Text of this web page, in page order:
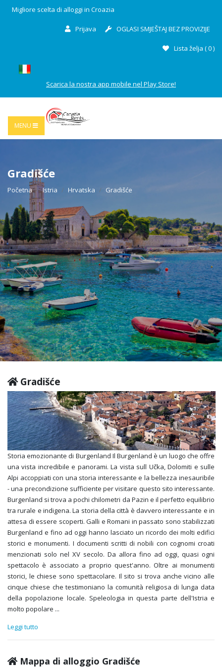
Migliore scelta di alloggi in Croazia
Prijava OGLASI SMJEŠTAJ BEZ PROVIZIJE
Lista želja (0)
Scarica la nostra app mobile nel Play Store!
MENU
Gradišće
Početna Istria Hrvatska Gradišće
Gradišće
Storia emozionante di Burgenland Il Burgenland è un luogo che offre
una vista incredibile e panorami. La vista sull Učka, Dolomiti e sulle
Alpi accoppiati con una storia interessante e la bellezza inesauribile
- una precondizione sufficiente per visitare questo sito interessante.
Burgenland si trova a pochi chilometri da Pazin e il perfetto equilibrio
tra rurale e indigena. La storia della città è davvero interessante e in
attesa di essere scoperti. Galli e Romani in passato sono stabilizzati
Burgenland e fino ad oggi hanno lasciato un ricordo dei molti edifici
storici e monumenti. I documenti scritti di nobili con cognomi croati
menzionati solo nel XV secolo. Da allora fino ad oggi, quasi ogni
spettacolo è associato a proprio quest'anno. Oltre ai monumenti
storici, le chiese sono spettacolare. Il sito si trova anche vicino alle
cinque chiese che testimoniano la comunità religiosa di lunga data
della popolazione locale. Speleologia in questa parte dell'Istria e
molto popolare ...
Leggi tutto
Mappa di alloggio Gradišće